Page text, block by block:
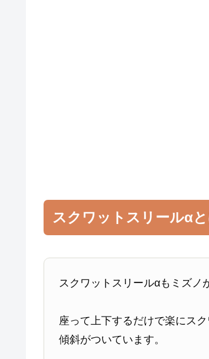
スクワットスリールα
スクワットスリールαもミズノ
座って上下するだけで楽にス
傾斜がついています。